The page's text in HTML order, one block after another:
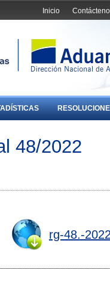
Inicio
48/2022
rg-48.-